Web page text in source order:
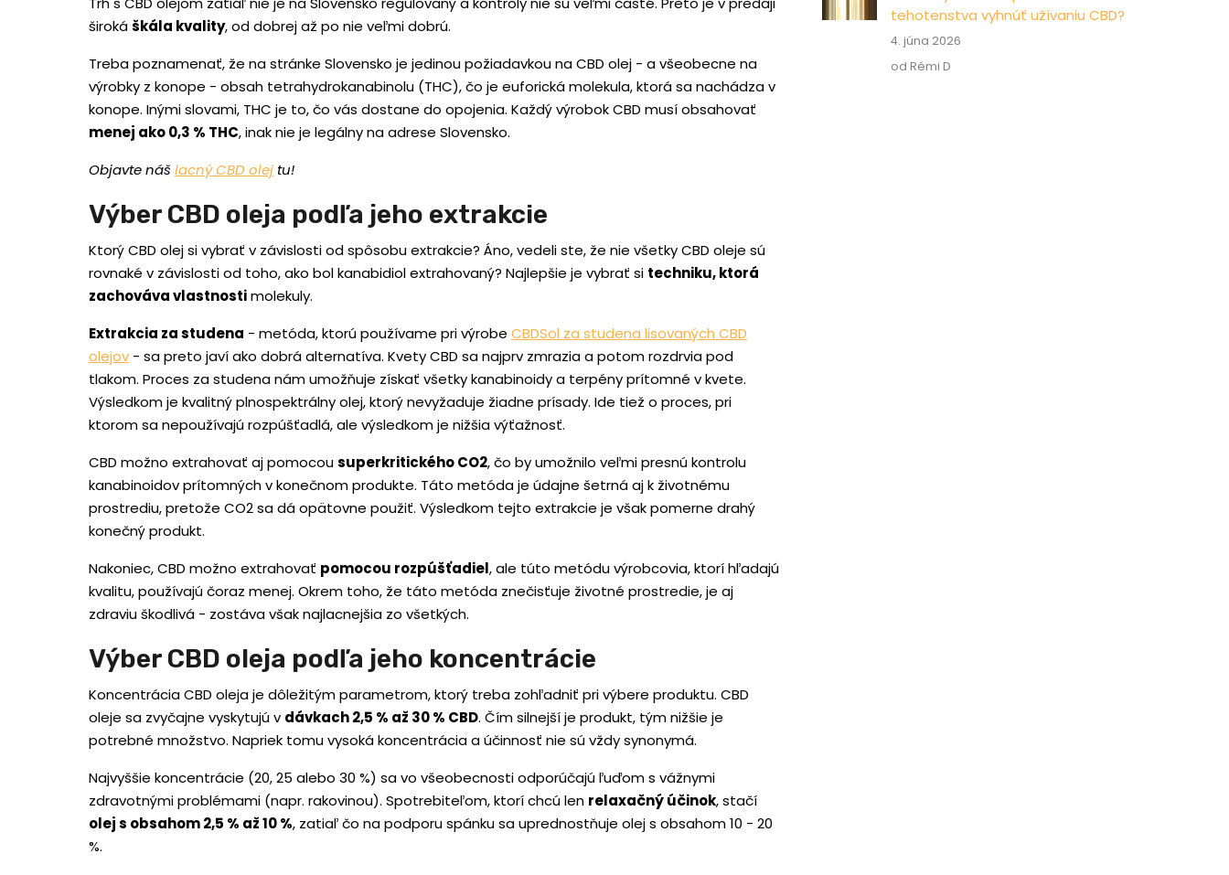
širokáškála kvality, od dobrej až po nie veľmi dobrú.
Treba poznamenať, že na stránke Slovensko je jedinou požiadavkou na CBD olej - a všeobecne na
výrobky z konope - obsah tetrahydrokanabinolu (THC), čo je euforická molekula, ktorá sa nachádza v
konope. Inými slovami, THC je to, čo vás dostane do opojenia. Každý výrobok CBD musí obsahovať
menej ako 0,3 % THC, inak nie je legálny na adrese Slovensko.
Objavte nášlacný CBD olej tu!
Výber CBD oleja podľa jeho extrakcie
Ktorý CBD olej si vybrať v závislosti od spôsobu extrakcie? Áno, vedeli ste, že nie všetky CBD oleje sú
rovnaké v závislosti od toho, ako bol kanabidiol extrahovaný? Najlepšie je vybrať si techniku, ktorá
zachováva vlastnostimolekuly.
Extrakcia za studena - metóda, ktorú používame pri výrobe CBDSol za studena lisovaných CBD
olejov - sa preto javí ako dobrá alternatíva. Kvety CBD sa najprv zmrazia a potom rozdrvia pod
tlakom. Proces za studena nám umožňuje získať všetky kanabinoidy a terpény prítomné v kvete.
Výsledkom je kvalitný plnospektrálny olej, ktorý nevyžaduje žiadne prísady. Ide tiež o proces, pri
ktorom sa nepoužívajú rozpúšťadlá, ale výsledkom je nižšia výťažnosť.
CBD možno extrahovať aj pomocousuperkritického CO2, čo by umožnilo veľmi presnú kontrolu
kanabinoidov prítomných v konečnom produkte. Táto metóda je údajne šetrná aj k životnému
prostrediu, pretože CO2 sa dá opätovne použiť. Výsledkom tejto extrakcie je však pomerne drahý
konečný produkt.
Nakoniec, CBD možno extrahovať pomocou rozpúšťadiel, ale túto metódu výrobcovia, ktorí hľadajú
kvalitu, používajú čoraz menej. Okrem toho, že táto metóda znečisťuje životné prostredie, je aj
zdraviu škodlivá - zostáva však najlacnejšia zo všetkých.
Výber CBD oleja podľa jeho koncentrácie
Koncentrácia CBD oleja je dôležitým parametrom, ktorý treba zohľadniť pri výbere produktu. CBD
oleje sa zvyčajne vyskytujú v dávkach 2,5 % až 30 % CBD. Čím silnejší je produkt, tým nižšie je
potrebné množstvo. Napriek tomu vysoká koncentrácia a účinnosť nie sú vždy synonymá.
Najvyššie koncentrácie (20, 25 alebo 30 %) sa vo všeobecnosti odporúčajú ľuďom s vážnymi
zdravotnými problémami (napr. rakovinou). Spotrebiteľom, ktorí chcú len relaxačný účinok, stačí
olej s obsahom 2,5 % až 10 %, zatiaľ čo na podporu spánku sa uprednostňuje olej s obsahom 10 - 20
%.
tehotenstva vyhnúť užívaniu CBD?
4. júna 2026
od Rémi D